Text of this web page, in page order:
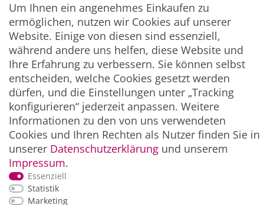
Abonnieren
** Hierbei handelt es sich um ein Pflichtfeld.
ZAHLUNG & VERSAND
Um Ihnen ein angenehmes Einkaufen zu
ermöglichen, nutzen wir Cookies auf unserer
Website. Einige von diesen sind essenziell,
während andere uns helfen, diese Website und
Ihre Erfahrung zu verbessern. Sie können selbst
entscheiden, welche Cookies gesetzt werden
dürfen, und die Einstellungen unter „Tracking
konfigurieren“ jederzeit anpassen. Weitere
Informationen zu den von uns verwendeten
Cookies und Ihren Rechten als Nutzer finden Sie in
unserer Daten­schutz­erklärung und unserem
Impressum.
Essenziell
Statistik
Marketing